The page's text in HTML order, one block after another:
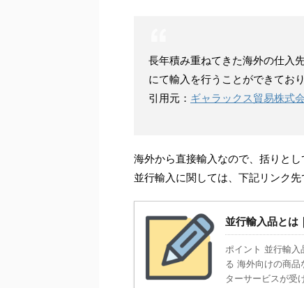
長年積み重ねてきた海外の仕入
にて輸入を行うことができており
引用元： ギャラックス貿易株式
海外から直接輸入なので、括りとし
並行輸入に関しては、下記リンク先
並行輸入品とは
ポイント 並行輸入
る 海外向けの商
ターサービスが受